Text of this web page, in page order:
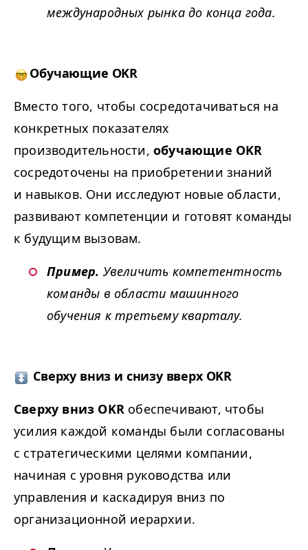
международных рынка до конца года.
Обучающие OKR
Вместо того, чтобы сосредотачиваться на
конкретных показателях
производительности, обучающие OKR
сосредоточены на приобретении знаний
и навыков. Они исследуют новые области,
развивают компетенции и готовят команды
к будущим вызовам.
Пример. Увеличить компетентность
команды в области машинного
обучения к третьему кварталу.
Сверху вниз и снизу вверх OKR
Сверху вниз OKR обеспечивают, чтобы
усилия каждой команды были согласованы
с стратегическими целями компании,
начиная с уровня руководства или
управления и каскадируя вниз по
организационной иерархии.